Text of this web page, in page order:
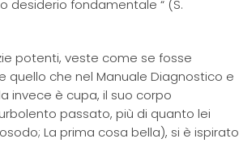
desiderio fondamentale “ (S.
potenti, veste come se fosse
che nel Manuale Diagnostico e
invece è cupa, il suo corpo
passato, più di quanto lei
La prima cosa bella), si è ispirato